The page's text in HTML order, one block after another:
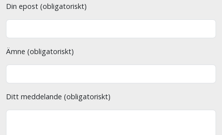
Din epost (obligatoriskt)
Ämne (obligatoriskt)
Ditt meddelande (obligatoriskt)